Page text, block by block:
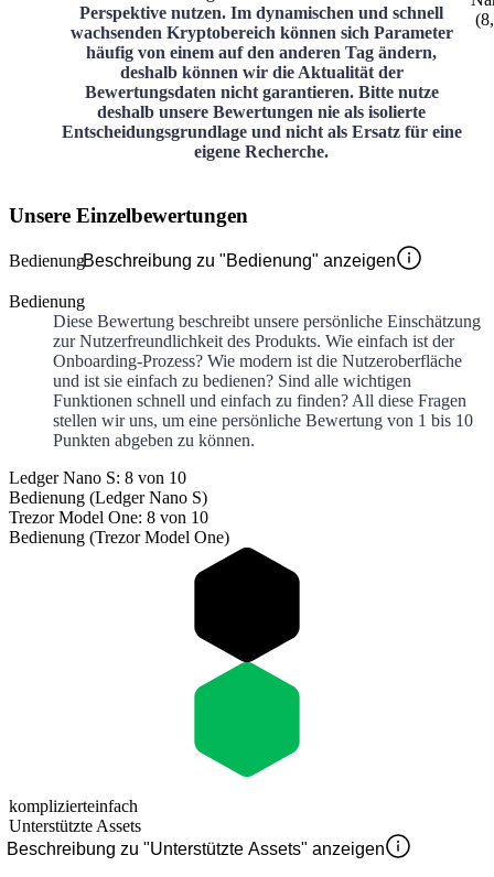
Perspektive nutzen. Im dynamischen und schnell
wachsenden Kryptobereich können sich Parameter
häufig von einem auf den anderen Tag ändern,
deshalb können wir die Aktualität der
Bewertungsdaten nicht garantieren. Bitte nutze
deshalb unsere Bewertungen nie als isolierte
Entscheidungsgrundlage und nicht als Ersatz für eine
eigene Recherche.
(
Unsere Einzelbewertungen
BedienungBeschreibung zu "Bedienung" anzeigen
Bedienung
Diese Bewertung beschreibt unsere persönliche Einschätzung
zur Nutzerfreundlichkeit des Produkts. Wie einfach ist der
Onboarding-Prozess? Wie modern ist die Nutzeroberfläche
und ist sie einfach zu bedienen? Sind alle wichtigen
Funktionen schnell und einfach zu finden? All diese Fragen
stellen wir uns, um eine persönliche Bewertung von 1 bis 10
Punkten abgeben zu können.
Ledger Nano S: 8 von 10
Bedienung (Ledger Nano S)
Trezor Model One: 8 von 10
Bedienung (Trezor Model One)
komplizierteinfach
Unterstützte Assets
Beschreibung zu "Unterstützte Assets" anzeigen